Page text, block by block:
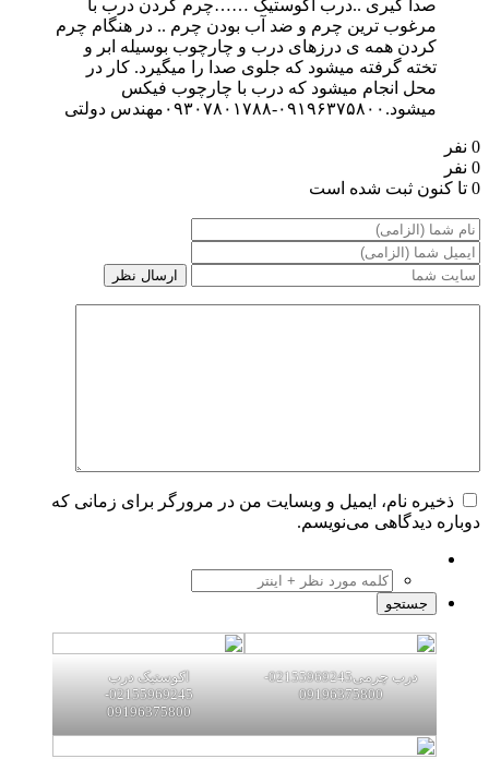
گیری ..درب اکوستیک ……چرم کردن درب با
ترین چرم و ضد آب بودن چرم .. در هنگام چرم
همه ی درزهای درب و چارچوب بوسیله ابر و
گرفته میشود که جلوی صدا را میگیرد. کار در
انجام میشود که درب با چارچوب فیکس
نام، ایمیل و وبسایت من در مرورگر برای زمانی که
دیدگاهی می‌نویسم.
درب چرمی02155969245-
09196375800
اکوستیک درب
02155969245-
09196375800